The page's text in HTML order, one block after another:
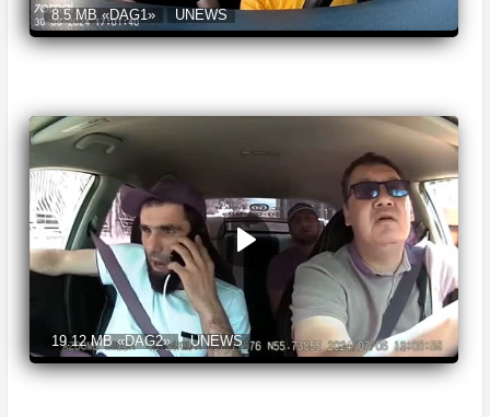
8.5 MB«DAG1» UNEWS
19.12 MB«DAG2» UNEWS